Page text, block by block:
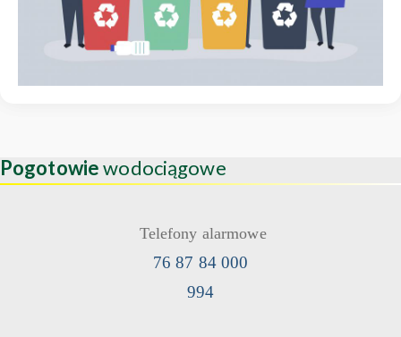
Pogotowiewodociągowe
Telefony alarmowe
76 87 84 000
994